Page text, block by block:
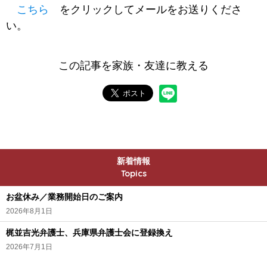
こちら をクリックしてメールをお送りくださ
い。
この記事を家族・友達に教える
新着情報
Topics
お盆休み／業務開始日のご案内
2026年8月1日
梶並吉光弁護士、兵庫県弁護士会に登録換え
2026年7月1日